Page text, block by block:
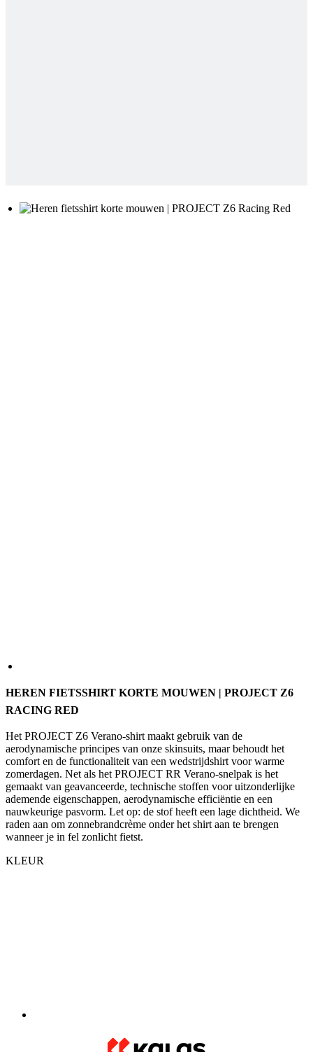
aerodynamische principes van onze skinsuits, maar behoudt het
comfort en de functionaliteit van een wedstrijdshirt voor warme
zomerdagen. Net als het PROJECT RR Verano-snelpak is het
ademende eigenschappen, aerodynamische efficiëntie en een
nauwkeurige pasvorm. Let op: de stof heeft een lage dichtheid. We
raden aan om zonnebrandcrème onder het shirt aan te brengen
wanneer je in fel zonlicht fietst.
KLEUR